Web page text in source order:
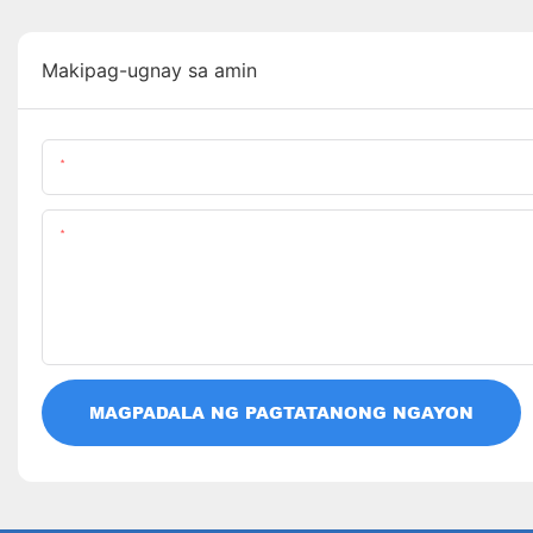
Makipag-ugnay sa amin
MAGPADALA NG PAGTATANONG NGAYON